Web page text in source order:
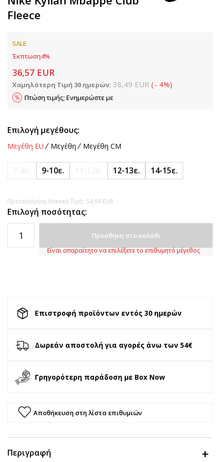
Fleece
SALE
Έκπτωση4%
36,57 EUR
Χαμηλότερη Τιμή 30 ημερών: 38,49 EUR (- 4%)
Πτώση τιμής; Ενημερώστε με
Επιλογή μεγέθους:
Μεγέθη EU Μεγέθη Μεγέθη CM
9-10ε. 12-13ε. 14-15ε.
Προτεινόμενη Λιανική Τιμή: 54,99 EUR
Επιλογή ποσότητας:
Προσθήκη στο καλάθι
Είναι απαραίτητο να επιλέξετε το επιθυμητό μέγεθος
Επιστροφή προϊόντων εντός 30 ημερών
Δωρεάν αποστολή για αγορές άνω των 54€
Γρηγορότερη παράδοση με Box Now
Αποθήκευση στη λίστα επιθυμιών
Περιγραφή